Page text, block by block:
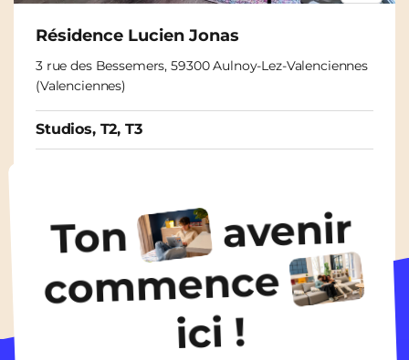
Résidence Lucien Jonas
3 rue des Bessemers, 59300 Aulnoy-Lez-Valenciennes
(Valenciennes)
Studios, T2, T3
Découvrir les logements
Ton avenir
commence
ici !